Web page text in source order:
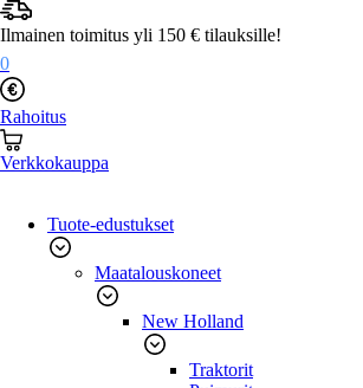
Mene
sisältöön
Ilmainen toimitus yli 150 € tilauksille!
0
Rahoitus
Verkkokauppa
Tuote-edustukset
Maatalouskoneet
New Holland
Traktorit